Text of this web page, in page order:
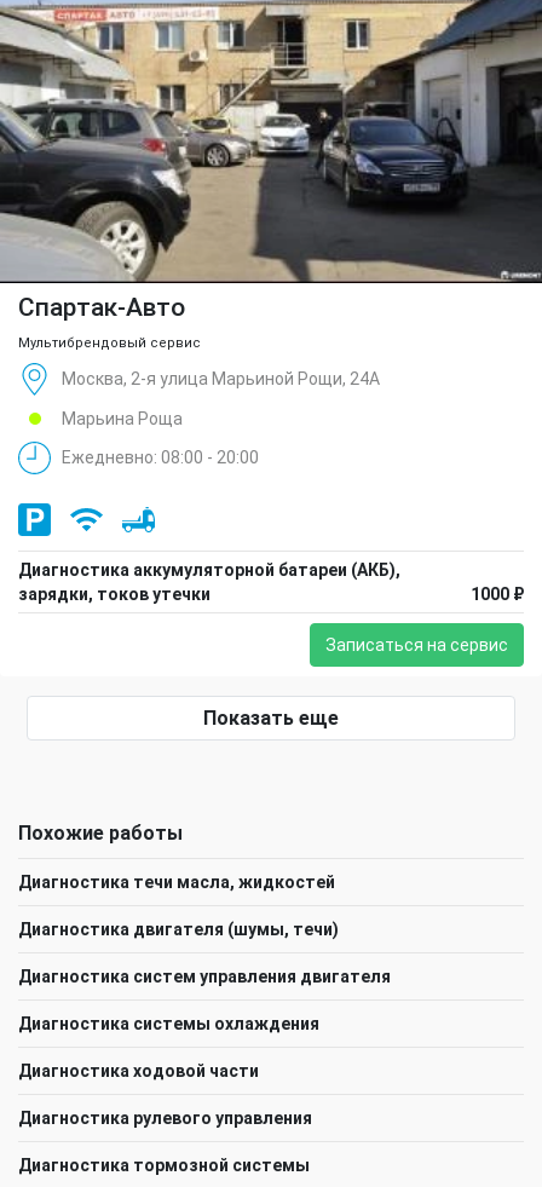
Спартак-Авто
Мультибрендовый сервис
Москва, 2-я улица Марьиной Рощи, 24А
Марьина Роща
Ежедневно: 08:00 - 20:00
Диагностика аккумуляторной батареи (АКБ),
зарядки, токов утечки
1000 ₽
Записаться на сервис
Показать еще
Похожие работы
Диагностика течи масла, жидкостей
Диагностика двигателя (шумы, течи)
Диагностика систем управления двигателя
Диагностика системы охлаждения
Диагностика ходовой части
Диагностика рулевого управления
Диагностика тормозной системы